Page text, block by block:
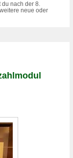
nach der 8.
weitere neue oder